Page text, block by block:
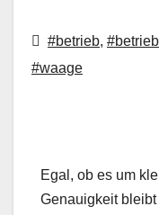
#betrieb,
#waage
Egal, ob es um
Genauigkeit